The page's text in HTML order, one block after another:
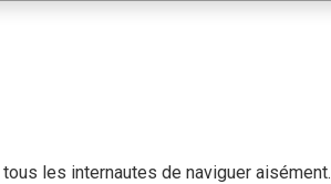
les internautes de naviguer aisément.